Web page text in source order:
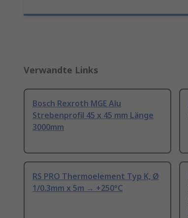
Verwandte Links
Bosch Rexroth MGE Alu
Strebenprofil 45 x 45 mm Länge
3000mm
RS PRO Thermoelement Typ K, Ø
1/0.3mm x 5m → +250°C